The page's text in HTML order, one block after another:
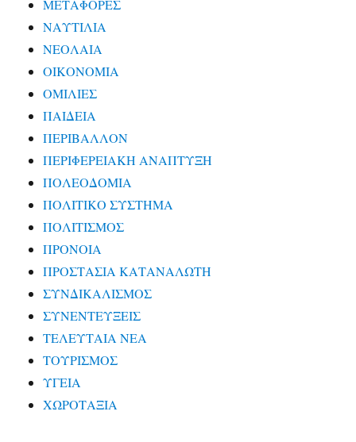
ΜΕΤΑΦΟΡΕΣ
ΝΑΥΤΙΛΙΑ
ΝΕΟΛΑΙΑ
ΟΙΚΟΝΟΜΙΑ
ΟΜΙΛΙΕΣ
ΠΑΙΔΕΙΑ
ΠΕΡΙΒΑΛΛΟΝ
ΠΕΡΙΦΕΡΕΙΑΚΗ ΑΝΑΠΤΥΞΗ
ΠΟΛΕΟΔΟΜΙΑ
ΠΟΛΙΤΙΚΟ ΣΥΣΤΗΜΑ
ΠΟΛΙΤΙΣΜΟΣ
ΠΡΟΝΟΙΑ
ΠΡΟΣΤΑΣΙΑ ΚΑΤΑΝΑΛΩΤΗ
ΣΥΝΔΙΚΑΛΙΣΜΟΣ
ΣΥΝΕΝΤΕΥΞΕΙΣ
ΤΕΛΕΥΤΑΙΑ ΝΕΑ
ΤΟΥΡΙΣΜΟΣ
ΥΓΕΙΑ
ΧΩΡΟΤΑΞΙΑ